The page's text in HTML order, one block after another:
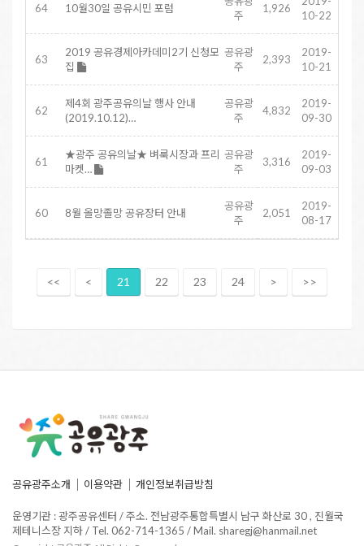
64 10월30일 공유시민 포럼
주
1,926
10-22
63
2019 공유경제아카데미2기 신청모
집
공유광
주
2,393
2019-
10-21
62
제4회 광주공유의날 행사 안내
(2019.10.12)…
공유광
주
4,832
2019-
09-30
61
★광주 공유의날★ 벼룩시장과 프리
마켓…
공유광
주
3,316
2019-
09-03
60 8월 올망졸망 공유장터 안내
공유광
주
2,051
2019-
08-17
<< < 21 22 23 24 > >>
공유광주소개 이용약관 개인정보취급방침
운영기관 : 광주공유센터 / 주소. 전남광주통합특별시 남구 화산로 30 , 진월국
제테니스장 지하 / Tel. 062-714-1365 / Mail. sharegj@hanmail.net